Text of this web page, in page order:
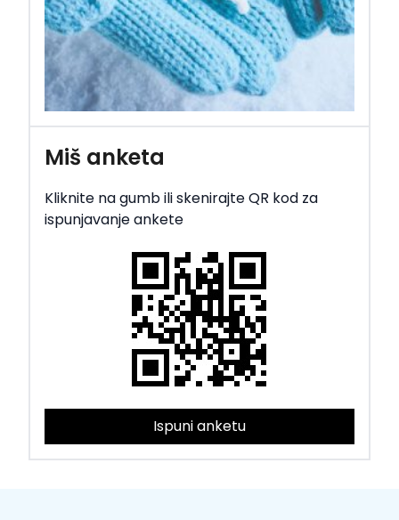
Miš anketa
Kliknite na gumb ili skenirajte QR kod za
ispunjavanje ankete
Ispuni anketu